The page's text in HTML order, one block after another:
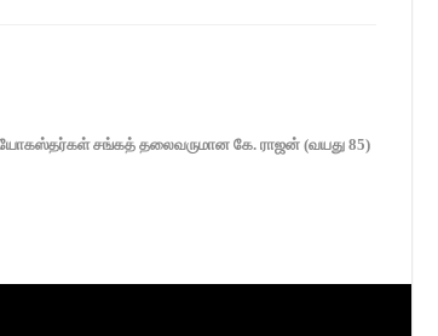
சங்கத் தலைவருமான கே. ராஜன் (வயது 85)